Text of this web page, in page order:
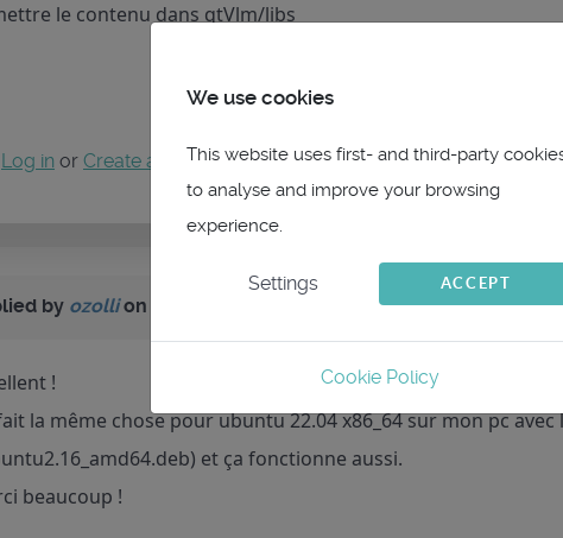
le contenu dans qtVlm/libs
Log in or Create an accountto join the conversation.
by ozollion topic La carte ne s'affiche pas
!
la même chose pour ubuntu 22.04 x86_64 sur mon pc
et ça fonctionne aussi.
beaucoup !
We use cookies
This website uses first- and third-party
to analyse and improve your browsing
experience.
Settings ACCEPT
Cookie Policy